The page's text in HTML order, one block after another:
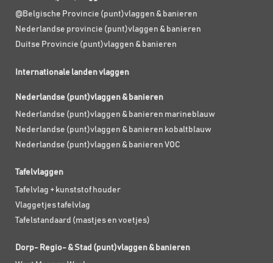
@Belgische Provincie (punt)vlaggen & banieren
Nederlandse provincie (punt)vlaggen & banieren
Duitse Provincie (punt)vlaggen & banieren
Internationale landen vlaggen
Nederlandse (punt)vlaggen & banieren
Nederlandse (punt)vlaggen & banieren marineblauw
Nederlandse (punt)vlaggen & banieren kobaltblauw
Nederlandse (punt)vlaggen & banieren VOC
Tafelvlaggen
Tafelvlag + kunststof houder
Vlaggetjes tafelvlag
Tafelstandaard (mastjes en voetjes)
Dorp- Regio- & Stad (punt)vlaggen & banieren